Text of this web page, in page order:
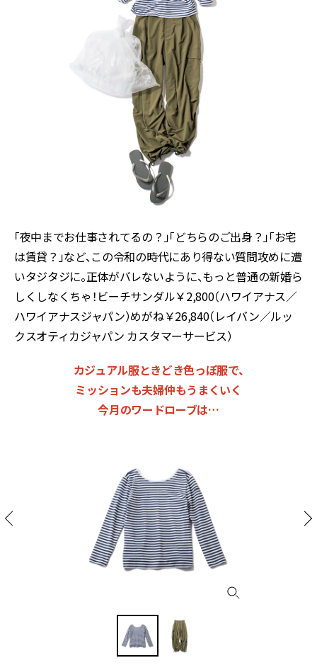
「夜中までお仕事されてるの？」「どちらのご出身？」「お宅
は賃貸？」など、この令和の時代にあり得ない質問攻めに遭
いタジタジに。正体がバレないように、もっと普通の新婚ら
しくしなくちゃ！ビーチサンダル￥2,800（ハワイアナス／
ハワイアナスジャパン）めがね￥26,840（レイバン／ルッ
クスオティカジャパン カスタマーサービス）
カジュアル服ときどき色っぽ服で、
ミッションも夫婦仲もうまくいく
今月のワードローブは…